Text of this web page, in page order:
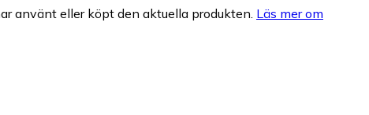
använt eller köpt den aktuella produkten. Läs mer om